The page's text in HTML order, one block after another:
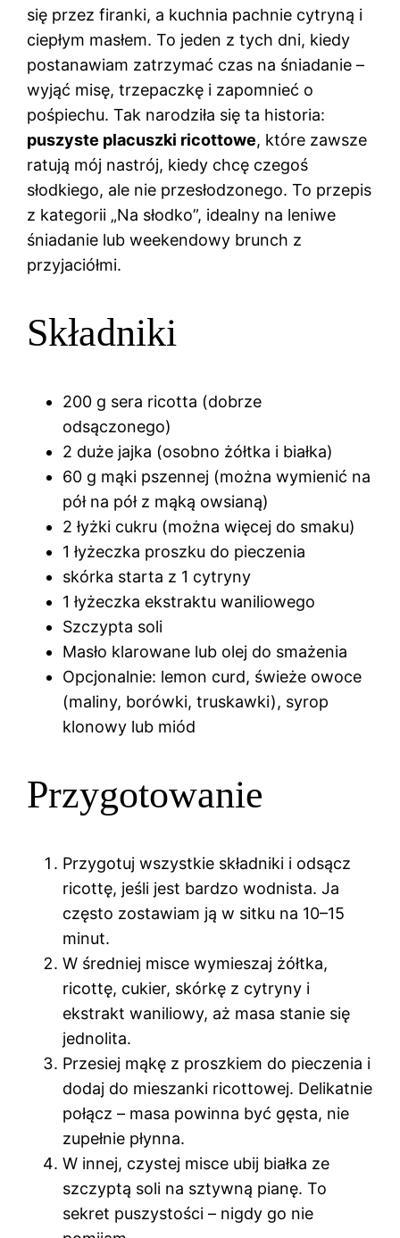
się przez firanki, a kuchnia pachnie cytryną i
ciepłym masłem. To jeden z tych dni, kiedy
postanawiam zatrzymać czas na śniadanie –
wyjąć misę, trzepaczkę i zapomnieć o
pośpiechu. Tak narodziła się ta historia:
puszyste placuszki ricottowe, które zawsze
ratują mój nastrój, kiedy chcę czegoś
słodkiego, ale nie przesłodzonego. To przepis
z kategorii „Na słodko”, idealny na leniwe
śniadanie lub weekendowy brunch z
przyjaciółmi.
Składniki
200 g sera ricotta (dobrze
odsączonego)
2 duże jajka (osobno żółtka i białka)
60 g mąki pszennej (można wymienić na
pół na pół z mąką owsianą)
2 łyżki cukru (można więcej do smaku)
1 łyżeczka proszku do pieczenia
skórka starta z 1 cytryny
1 łyżeczka ekstraktu waniliowego
Szczypta soli
Masło klarowane lub olej do smażenia
Opcjonalnie: lemon curd, świeże owoce
(maliny, borówki, truskawki), syrop
klonowy lub miód
Przygotowanie
Przygotuj wszystkie składniki i odsącz
ricottę, jeśli jest bardzo wodnista. Ja
często zostawiam ją w sitku na 10–15
minut.
W średniej misce wymieszaj żółtka,
ricottę, cukier, skórkę z cytryny i
ekstrakt waniliowy, aż masa stanie się
jednolita.
Przesiej mąkę z proszkiem do pieczenia i
dodaj do mieszanki ricottowej. Delikatnie
połącz – masa powinna być gęsta, nie
zupełnie płynna.
W innej, czystej misce ubij białka ze
szczyptą soli na sztywną pianę. To
sekret puszystości – nigdy go nie